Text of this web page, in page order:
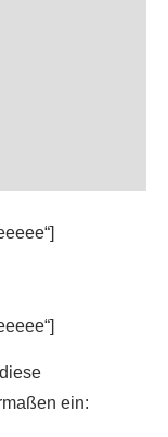
ein: